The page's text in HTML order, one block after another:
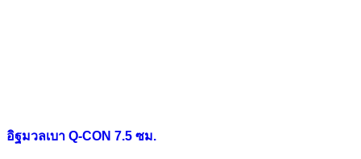
อิฐมวลเบา Q-CON 7.5 ซม.